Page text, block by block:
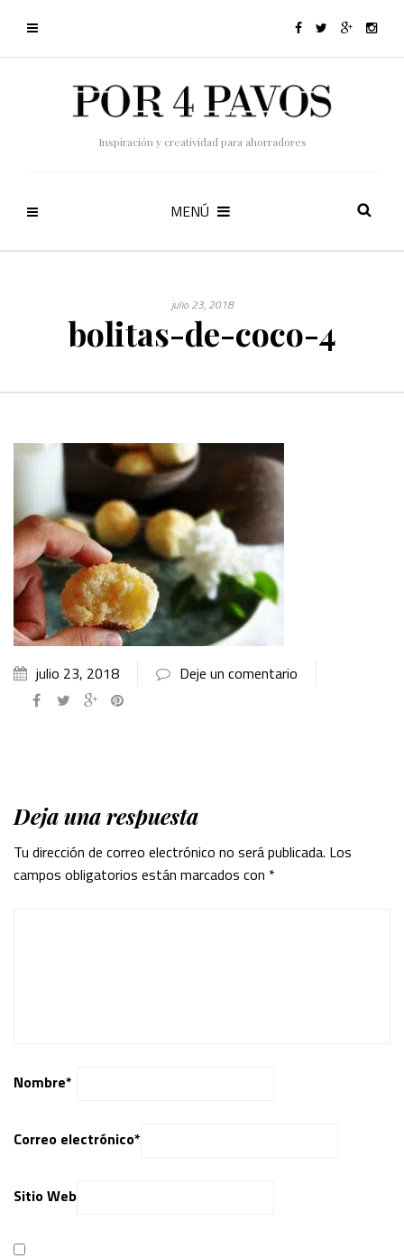
Inspiración y creatividad para ahorradores
MENÚ
julio 23, 2018
bolitas-de-coco-4
julio 23, 2018 Deje un comentario
Deja una respuesta
Tu dirección de correo electrónico no será publicada. Los
campos obligatorios están marcados con *
Nombre*
Correo electrónico*
Sitio Web